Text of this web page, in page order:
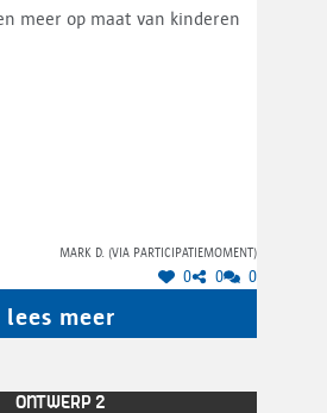
meer op maat van kinderen
Mark D. (via participatiemoment)
0 0 0
lees meer
ONTWERP 2